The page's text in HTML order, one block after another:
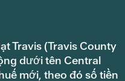
Travis (Travis County
dưới tên Central
mới, theo đó số tiền